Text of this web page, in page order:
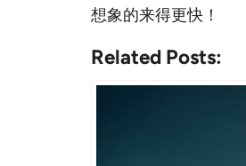
想象的来得更快！
Related Posts: